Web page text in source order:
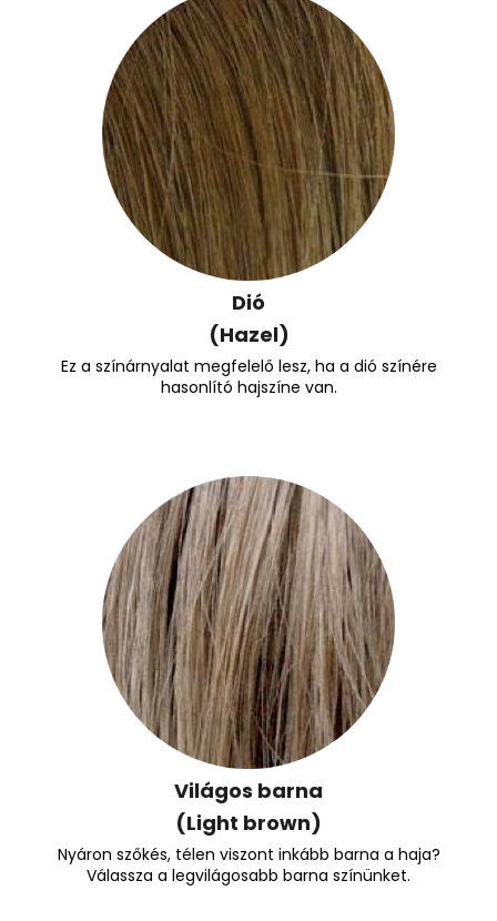
Dió
(Hazel)
Ez a színárnyalat megfelelő lesz, ha a dió színére
hasonlító hajszíne van.
Világos barna
(Light brown)
Nyáron szőkés, télen viszont inkább barna a haja?
Válassza a legvilágosabb barna színünket.